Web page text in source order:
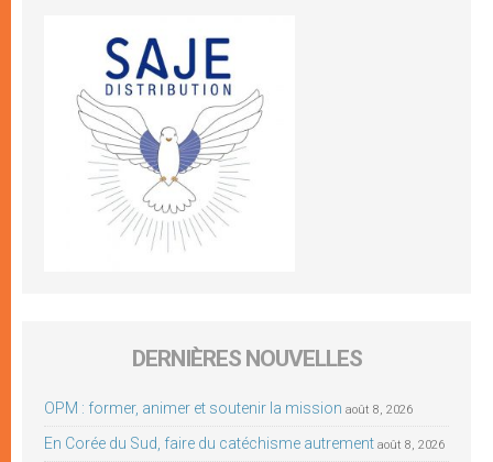
DERNIÈRES NOUVELLES
OPM : former, animer et soutenir la mission août 8, 2026
En Corée du Sud, faire du catéchisme autrement août 8, 2026